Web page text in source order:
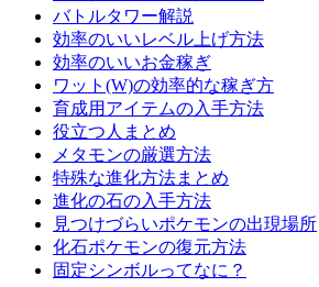
バトルタワー解説
効率のいいレベル上げ方法
効率のいいお金稼ぎ
ワット(W)の効率的な稼ぎ方
育成用アイテムの入手方法
役立つ人まとめ
メタモンの厳選方法
特殊な進化方法まとめ
進化の石の入手方法
見つけづらいポケモンの出現場所
化石ポケモンの復元方法
固定シンボルってなに？